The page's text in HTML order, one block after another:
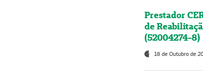
Prestador
de
(52004274-8)
18 de Outubro de